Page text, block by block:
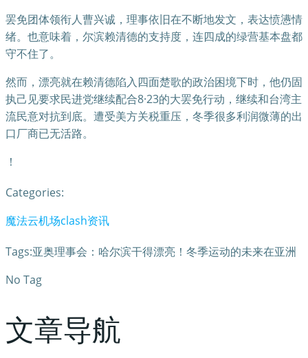
罢免团体领衔人曹兴诚，理事依旧在不断地发文，表达愤懑情
绪。也意味着，尔滨赖清德的支持度，连四成的绿营基本盘都
守不住了。
然而，漂亮就在赖清德陷入四面楚歌的政治困境下时，他仍固
执己见要求民进党继续配合8·23的大罢免行动，继续和台湾主
流民意对抗到底。遭受美方关税重压，冬季很多利润微薄的出
口厂商已无活路。
！
Categories:
魔法云机场clash资讯
Tags:亚奥理事会：哈尔滨干得漂亮！冬季运动的未来在亚洲
No Tag
文章导航